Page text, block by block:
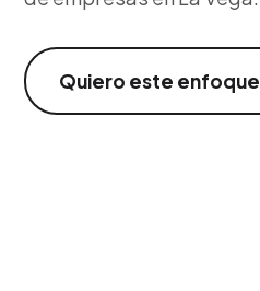
Quiero este enfoque